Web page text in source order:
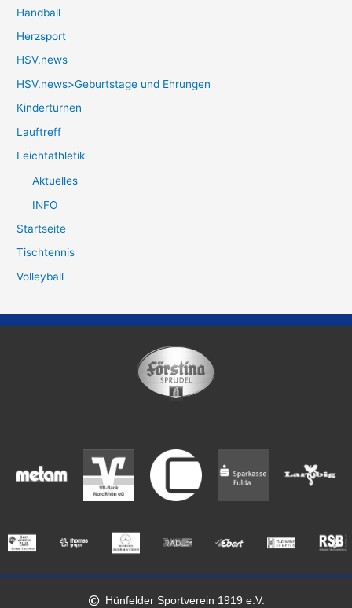
Handball
Herzsport
HSV.news
HSV.news>Geburtstage und Ehrungen
Kinderturnen
Lauftreff
Leichtathletik
Aktuelles
INFO
Startseite
Tischtennis
Volleyball
Hünfelder Sportverein 1919 e.V.